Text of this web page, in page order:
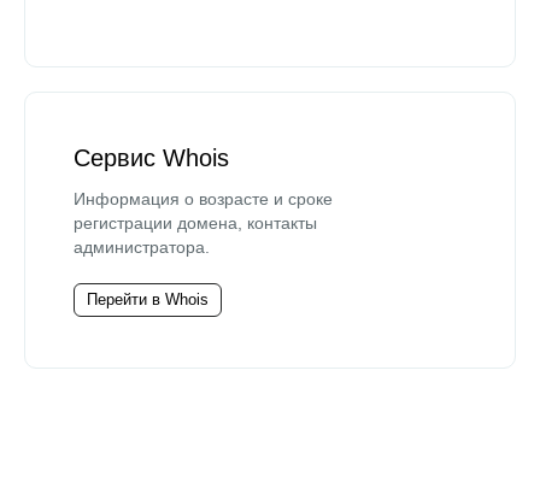
Сервис Whois
Информация о возрасте и сроке
регистрации домена, контакты
администратора.
Перейти в Whois